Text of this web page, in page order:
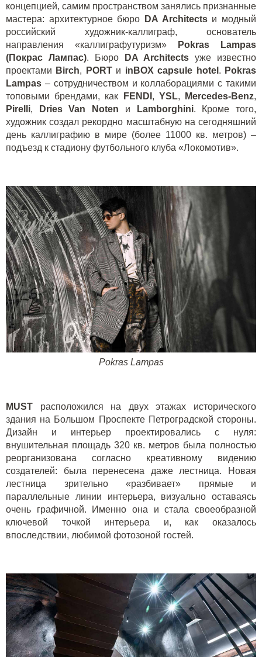
концепцией, самим пространством занялись признанные
мастера: архитектурное бюро
DA Architectsи модный
российский художник-каллиграф, основатель
направления «каллиграфутуризм»
Pokras
Lampas
(Покрас Лампас). Бюро DA Architects уже известно
проектами Birch, PORTи inBOX capsule hotel . Pokras
Lampas – сотрудничеством и коллаборациями с такими
топовыми брендами, как
FENDI , YSL, Mercedes-Benz,
Pirelli, Dries Van Noten и Lamborghini. Кроме того,
художник создал рекордно масштабную на сегодняшний
день каллиграфию в мире (более 11000 кв. метров) –
подъезд к стадиону футбольного клуба «Локомотив».
Pokras Lampas
MUST
расположился на двух этажах исторического
здания на Большом Проспекте Петроградской стороны.
Дизайн и интерьер проектировались с нуля:
внушительная площадь 320 кв. метров была полностью
реорганизована согласно креативному видению
создателей: была перенесена даже лестница. Новая
лестница зрительно «разбивает» прямые и
параллельные линии интерьера, визуально оставаясь
очень графичной. Именно она и стала своеобразной
ключевой точкой интерьера и, как оказалось
впоследствии, любимой фотозоной гостей.